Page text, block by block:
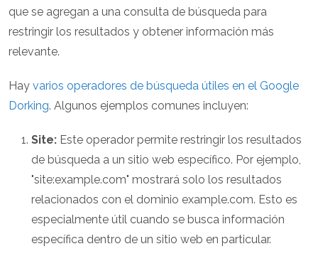
que se agregan a una consulta de búsqueda para
restringir los resultados y obtener información más
relevante.
Hay varios operadores de búsqueda útiles en el Google
Dorking. Algunos ejemplos comunes incluyen:
Site: Este operador permite restringir los resultados
de búsqueda a un sitio web específico. Por ejemplo,
"site:example.com" mostrará solo los resultados
relacionados con el dominio example.com. Esto es
especialmente útil cuando se busca información
específica dentro de un sitio web en particular.